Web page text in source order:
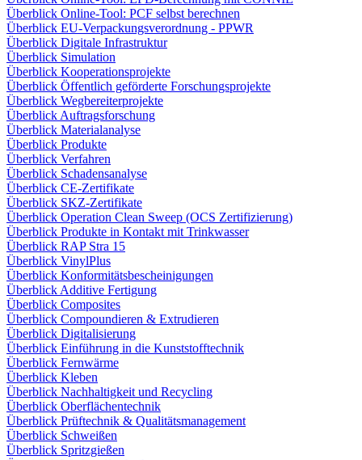
Überblick Online-Tool: PCF selbst berechnen
Überblick EU-Verpackungsverordnung - PPWR
Überblick Digitale Infrastruktur
Überblick Simulation
Überblick Kooperationsprojekte
Überblick Öffentlich geförderte Forschungsprojekte
Überblick Wegbereiterprojekte
Überblick Auftragsforschung
Überblick Materialanalyse
Überblick Produkte
Überblick Verfahren
Überblick Schadensanalyse
Überblick CE-Zertifikate
Überblick SKZ-Zertifikate
Überblick Operation Clean Sweep (OCS Zertifizierung)
Überblick Produkte in Kontakt mit Trinkwasser
Überblick RAP Stra 15
Überblick VinylPlus
Überblick Konformitätsbescheinigungen
Überblick Additive Fertigung
Überblick Composites
Überblick Compoundieren & Extrudieren
Überblick Digitalisierung
Überblick Einführung in die Kunststofftechnik
Überblick Fernwärme
Überblick Kleben
Überblick Nachhaltigkeit und Recycling
Überblick Oberflächentechnik
Überblick Prüftechnik & Qualitätsmanagement
Überblick Schweißen
Überblick Spritzgießen